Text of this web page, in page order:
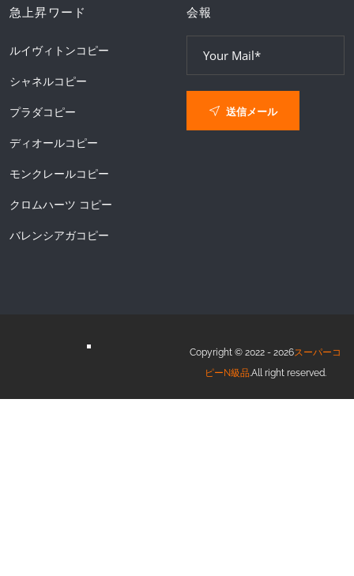
急上昇ワード
ルイヴィトンコピー
シャネルコピー
プラダコピー
ディオールコピー
モンクレールコピー
クロムハーツ コピー
バレンシアガコピー
会報
送信メール
Copyright © 2022 - 2026スーパーコ
ピーN級品.All right reserved.